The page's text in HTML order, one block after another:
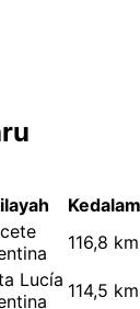
116,8 km
Lucía 114,5 km